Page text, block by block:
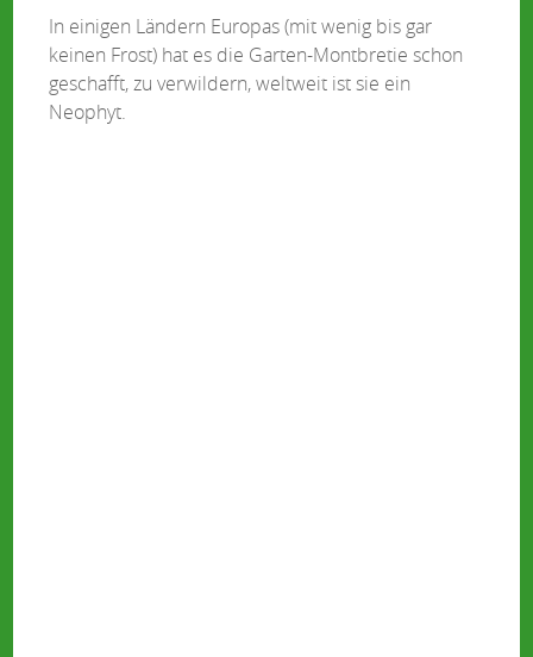
In einigen Ländern Europas (mit wenig bis gar
keinen Frost) hat es die Garten-Montbretie schon
geschafft, zu verwildern, weltweit ist sie ein
Neophyt.